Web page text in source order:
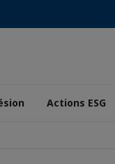
Actions ESG